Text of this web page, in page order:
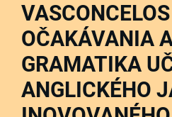
OČAKÁVANIA
GRAMATIKA
ANGLICKÉHO